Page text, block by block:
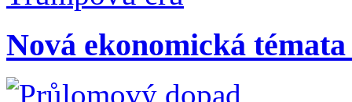
Nová ekonomická